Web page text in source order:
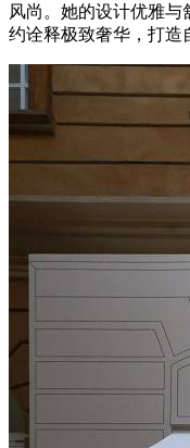
风尚。她的设计优雅
约诠释极致奢华，打造